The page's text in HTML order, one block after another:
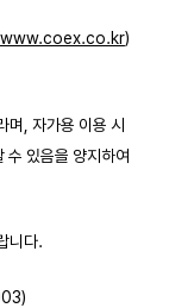
www.coex.co.kr)
며, 자가용 이용 시
수 있음을 양지하여
니다.